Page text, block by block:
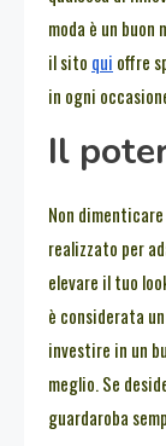
moda è un
il sito qui offre
in ogni
Il
Non
realizzato per
elevare il tuo
è considerata
investire in un
meglio. Se
guardaroba